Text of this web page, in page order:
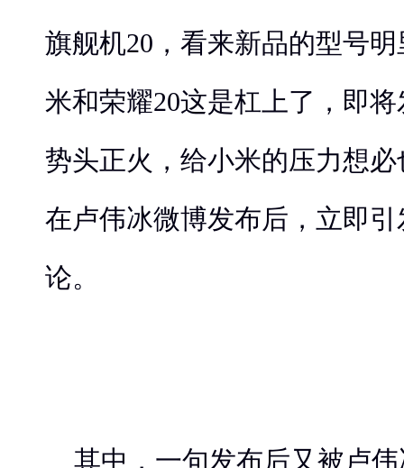
旗舰机20，看来新品的型号
米和荣耀20这是杠上了，即
势头正火，给小米的压力想
在卢伟冰微博发布后，立即
论。
其中，一句发布后又被卢